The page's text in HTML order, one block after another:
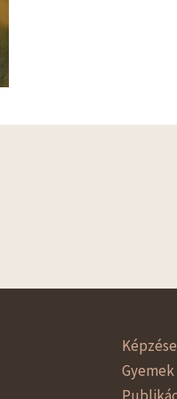
Gyemek